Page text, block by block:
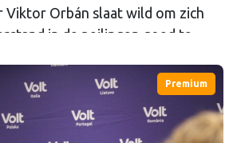
Orbán slaat wild om zich
in de peilingen goed te
de verkiezingen eerlijk verlopen.
Premium